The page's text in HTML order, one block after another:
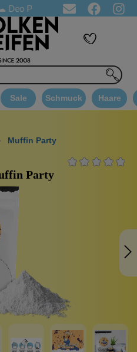
in jeder Bestellung ☁
Sale Schmuck Haare
Muffin Party
Party